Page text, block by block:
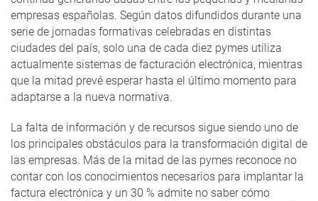
empresas españolas. Según datos difundidos durante una
serie de jornadas formativas celebradas en distintas
ciudades del país, solo una de cada diez pymes utiliza
actualmente sistemas de facturación electrónica, mientras
que la mitad prevé esperar hasta el último momento para
adaptarse a la nueva normativa.
La falta de información y de recursos sigue siendo uno de
los principales obstáculos para la transformación digital de
las empresas. Más de la mitad de las pymes reconoce no
contar con los conocimientos necesarios para implantar la
factura electrónica y un 30 % admite no saber cómo